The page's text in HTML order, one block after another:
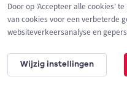
3 km
Door op 'Accepteer alle cookies'
van cookies voor een verbeterde
websiteverkeersanalyse en
Wijzig instellingen